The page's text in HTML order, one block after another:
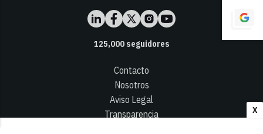
X
125,000seguidores
Contacto
Nosotros
Aviso Legal
Transparencia